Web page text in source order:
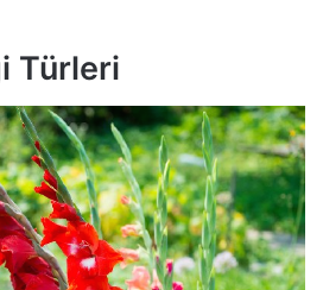
Türleri